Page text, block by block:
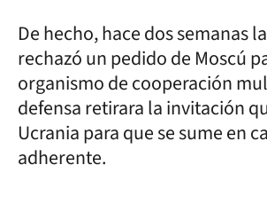
De hecho, hace dos semanas
rechazó un pedido de Moscú
organismo de cooperación
defensa retirara la invitación
Ucrania para que se sume en
adherente.